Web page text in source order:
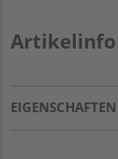
EIGENSCHAFTEN